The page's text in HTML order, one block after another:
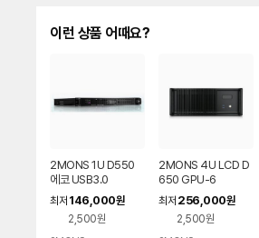
이런 상품 어때요?
2MONS 1U D550
에코 USB3.0
최저 146,000원
2,500원
2MONS 4U LCD D
650 GPU-6
최저 256,000원
2,500원